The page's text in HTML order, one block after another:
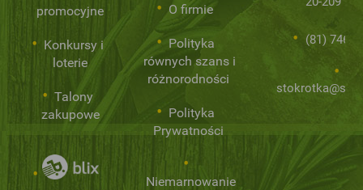
promocyjne
Konkursy i
loterie
Talony
zakupowe
O firmie
Polityka
równych szans i
różnorodności
Polityka
Prywatności
Niemarnowanie
(81) 746